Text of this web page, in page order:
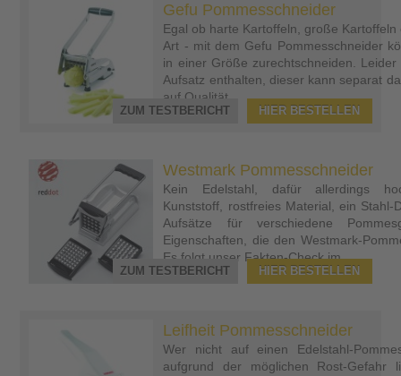
Gefu Pommesschneider
Egal ob harte Kartoffeln, große
Art - mit dem Gefu Pommesschneider
in einer Größe zurechtschneiden.
Aufsatz enthalten, dieser kann separat
auf Qualität...
ZUM TESTBERICHT HIER BESTELLEN
Westmark Pommesschneider
Kein Edelstahl, dafür allerdings
Kunststoff, rostfreies Material, ein Stahl-
Aufsätze für verschiedene
Eigenschaften, die den Westmark-
Es folgt unser Fakten-Check im...
ZUM TESTBERICHT HIER BESTELLEN
Leifheit Pommesschneider
Wer nicht auf einen Edelstahl-
aufgrund der möglichen Rost-Gefahr